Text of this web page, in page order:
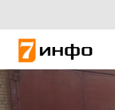
Новости
Политика
Новости
Все